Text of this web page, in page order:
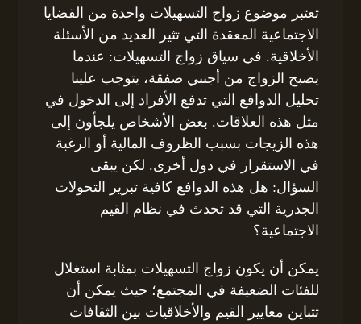
تعتبر موضوع زواج التسهيلات واحدة من القضايا
الاجتماعية المعقدة التي تثير العديد من الأسئلة
الأخلاقية. في سياق زواج التسهيلات: عندما
يصبح الزواج من أجنبي صفقة، يتوجب علينا
تحليل الدوافع التي تدفع الأفراد إلى الدخول في
مثل هذه العلاقات. بعض الأشخاص يلجأون إلى
هذه الزيجات بسبب الظروف المالية أو الرغبة
في الاستقرار في دول أخرى. لكن يبقى
السؤال: هل هذه الدوافع كافية تبرير التحولات
الجذرية التي قد تحدث في نظام القيم
الاجتماعية؟
يمكن أن يكون زواج التسهيلات بمثابة استغلال
للفئات الضعيفة في المجتمع؛ حيث يمكن أن
تتباين معايير القيم والأخلاقيات بين الثقافات